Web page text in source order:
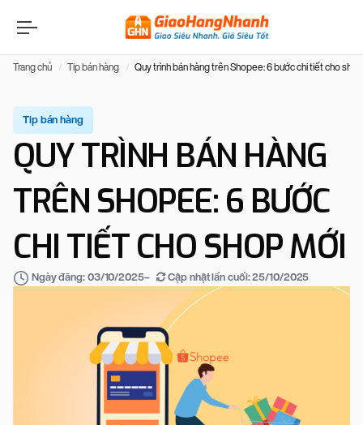
Trang chủ Tip bán hàng Quy trình bán hàng trên Shopee: 6 bước chi tiết cho
Tip bán hàng
QUY TRÌNH BÁN HÀNG
TRÊN SHOPEE: 6 BƯỚC
CHI TIẾT CHO SHOP MỚI
Ngày đăng: 03/10/2025– Cập nhật lần cuối:25/10/2025